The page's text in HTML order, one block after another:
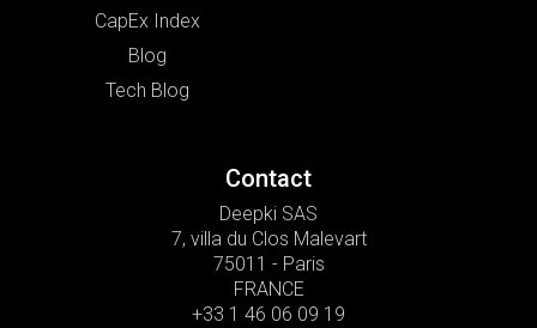
CapEx Index
Blog
Tech Blog
Contact
Deepki SAS
7, villa du Clos Malevart
75011 - Paris
FRANCE
+33 1 46 06 09 19